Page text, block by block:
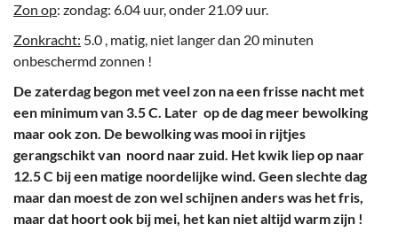
Zon op: zondag: 6.04 uur, onder 21.09 uur.
Zonkracht: 5.0 , matig, niet langer dan 20 minuten
onbeschermd zonnen !
De zaterdag begon met veel zon na een frisse nacht met
een minimum van 3.5 C. Later op de dag meer bewolking
maar ook zon. De bewolking was mooi in rijtjes
gerangschikt van noord naar zuid. Het kwik liep op naar
12.5 C bij een matige noordelijke wind. Geen slechte dag
maar dan moest de zon wel schijnen anders was het fris,
maar dat hoort ook bij mei, het kan niet altijd warm zijn !